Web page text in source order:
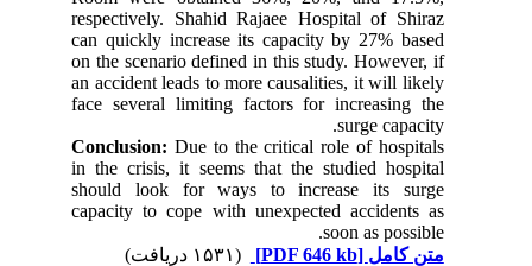
respectively. Shahid Rajaee Hospital of Shiraz
can quickly increase its capacity by 27% based
on the scenario defined in this study. However, if
an accident leads to more causalities, it will likely
face several limiting factors for increasing the
surge capacity.
Conclusion:Due to the critical role of hospitals
in the crisis, it seems that the studied hospital
should look for ways to increase its surge
capacity to cope with unexpected accidents as
soon as possible.
متن کامل[PDF 646 kb]